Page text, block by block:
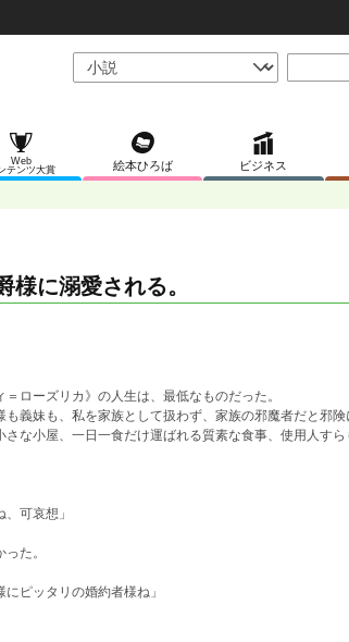
Web
テンツ大賞
絵本ひろば ビジネス
様に溺愛される。
ローズリカ》の人生は、最低なものだった。
義妹も、私を家族として扱わず、家族の邪魔者だと邪険
な小屋、一日一食だけ運ばれる質素な食事、使用人す
可哀想」
た。
ピッタリの婚約者様ね」